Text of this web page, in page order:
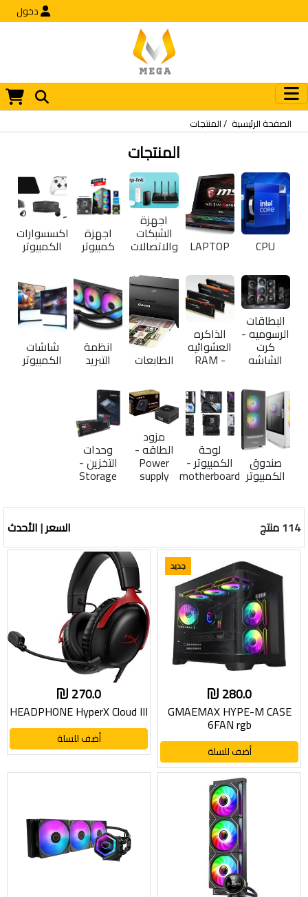
دخول
الصفحة الرئيسية المنتجات
المنتجات
CPU
LAPTOP
اجهزة
الشبكات
والاتصالات
اجهزة
كمبيوتر
اكسسوارات
الكمبيوتر
البطاقات
الرسوميه -
كرت
الشاشه
الذاكره
العشوائيه
- RAM الطابعات
انظمة
التبريد
شاشات
الكمبيوتر
صندوق
الكمبيوتر
لوحة
الكمبيوتر -
motherboard
مزود
الطاقه -
Power
supply
وحدات
التخزين -
Storage
114 منتج السعر|الأحدث
جديد
280.0
GMAEMAX HYPE-M CASE
6FAN rgb
أضف للسلة
270.0
HEADPHONE HyperX Cloud III
أضف للسلة